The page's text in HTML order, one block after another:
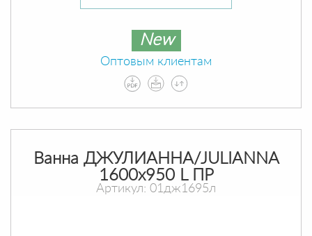
New
Оптовым клиентам
Ванна ДЖУЛИАННА/JULIANNA
1600х950 L ПР
Артикул: 01дж1695л